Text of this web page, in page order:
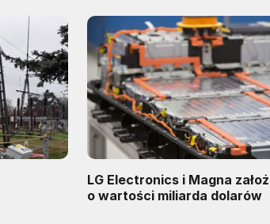
LG Electronics i Magna
o wartości miliarda dolarów